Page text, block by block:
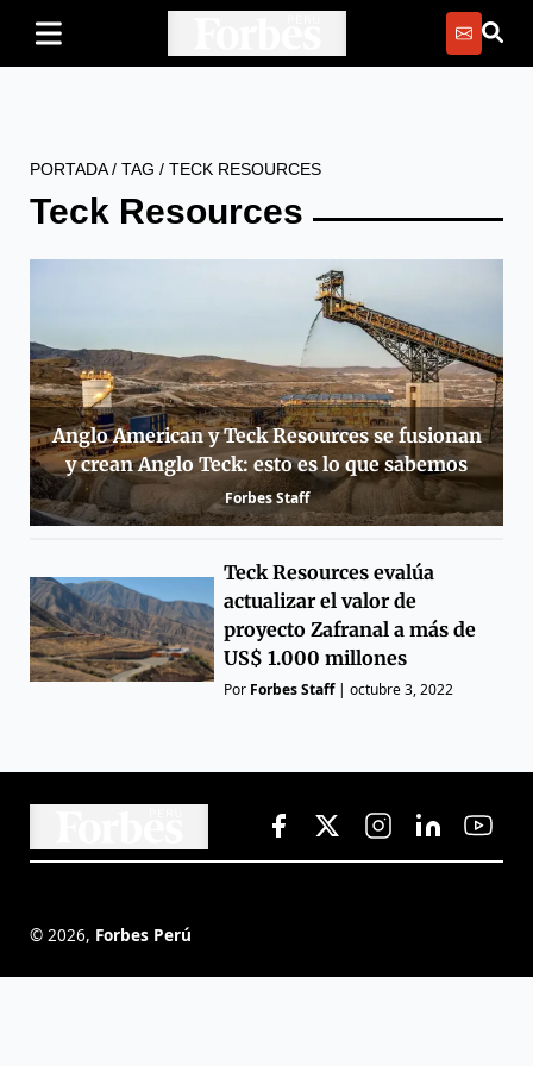
PORTADA/ TAG / TECK RESOURCES
Teck Resources
Anglo American y Teck Resources se fusionan
y crean Anglo Teck: esto es lo que sabemos
Forbes Staff
Teck Resources evalúa
actualizar el valor de
proyecto Zafranal a más de
US$ 1.000 millones
Por Forbes Staff|octubre 3, 2022
© 2026, Forbes Perú